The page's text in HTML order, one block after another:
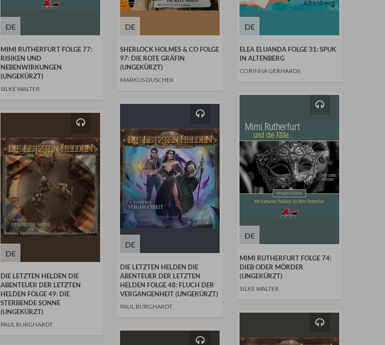
DE
MIMI RUTHERFURT FOLGE 77:
RISIKEN UND
NEBENWIRKUNGEN
(UNGEKÜRZT)
SILKE WALTER
DE
SHERLOCK HOLMES & CO FOLGE
97: DIE ROTE GRÄFIN
(UNGEKÜRZT)
MARKUS DUSCHEK
DE
ELEA ELUANDA FOLGE 31: SPUK
IN ALTENBERG
CORINNA GERHARDS
DE
DIE LETZTEN HELDEN DIE
ABENTEUER DER LETZTEN
HELDEN FOLGE 49: DIE
STERBENDE SONNE
(UNGEKÜRZT)
PAUL BURGHARDT
DE
DIE LETZTEN HELDEN DIE
ABENTEUER DER LETZTEN
HELDEN FOLGE 48: FLUCH DER
VERGANGENHEIT (UNGEKÜRZT)
PAUL BURGHARDT
DE
MIMI RUTHERFURT FOLGE 74:
DIEB ODER MÖRDER
(UNGEKÜRZT)
SILKE WALTER